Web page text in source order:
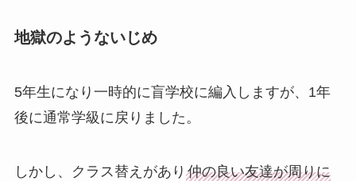
地獄のようないじめ
5年生になり一時的に盲学校に編入しますが、1年
後に通常学級に戻りました。
しかし、クラス替えがあり 仲の良い友達が周りに